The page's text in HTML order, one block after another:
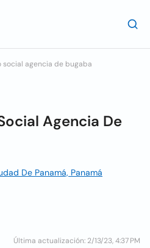
social agencia de bugaba
Agencia De
De Panamá, Panamá
Última actualización: 2/13/23, 4:37 PM